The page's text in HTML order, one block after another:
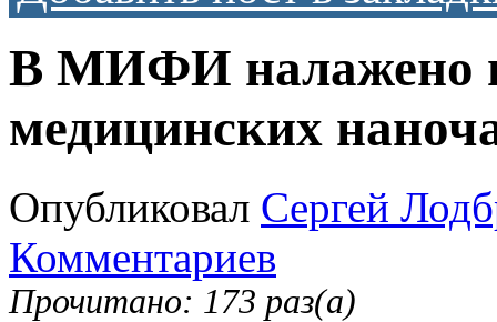
В МИФИ налажено
медицинских
Опубликовал Сергей
Комментариев
Прочитано: 173 раз(а)